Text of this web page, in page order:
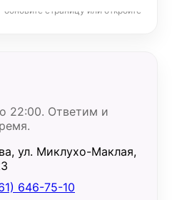
страницу или откройте
22:00. Ответим и
ул. Миклухо-Маклая,
646-75-10